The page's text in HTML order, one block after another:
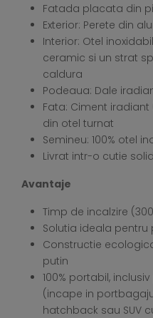
Fatada placata din
Exterior: Perete din
Interior: Otel
ceramic si un strat
caldura
Podeaua: Dale
Fata: Ciment
din otel turnat
Semineu: 100% otel
Livrat intr-o cutie
Avantaje
Timp de incalzire
Solutia ideala
Constructie
putin
100% portabil,
(incape in
hatchback sau SUV